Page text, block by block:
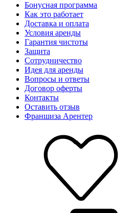
Бонусная программа
Как это работает
Доставка и оплата
Условия аренды
Гарантия чистоты
Защита
Сотрудничество
Идея для аренды
Вопросы и ответы
Договор оферты
Контакты
Оставить отзыв
Франшиза Арентер